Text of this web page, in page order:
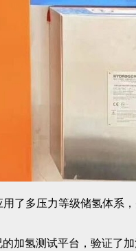
了多压力等级储氢体系
氢测试平台，验证了